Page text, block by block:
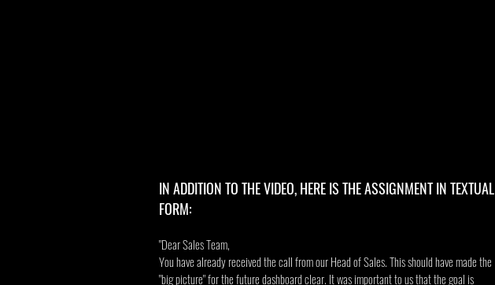
IN ADDITION TO THE VIDEO, HERE IS THE ASSIGNMENT IN TEXTUAL
FORM:
"Dear Sales Team,
You have already received the call from our Head of Sales. This should have made the
"big picture" for the future dashboard clear. It was important to us that the goal is